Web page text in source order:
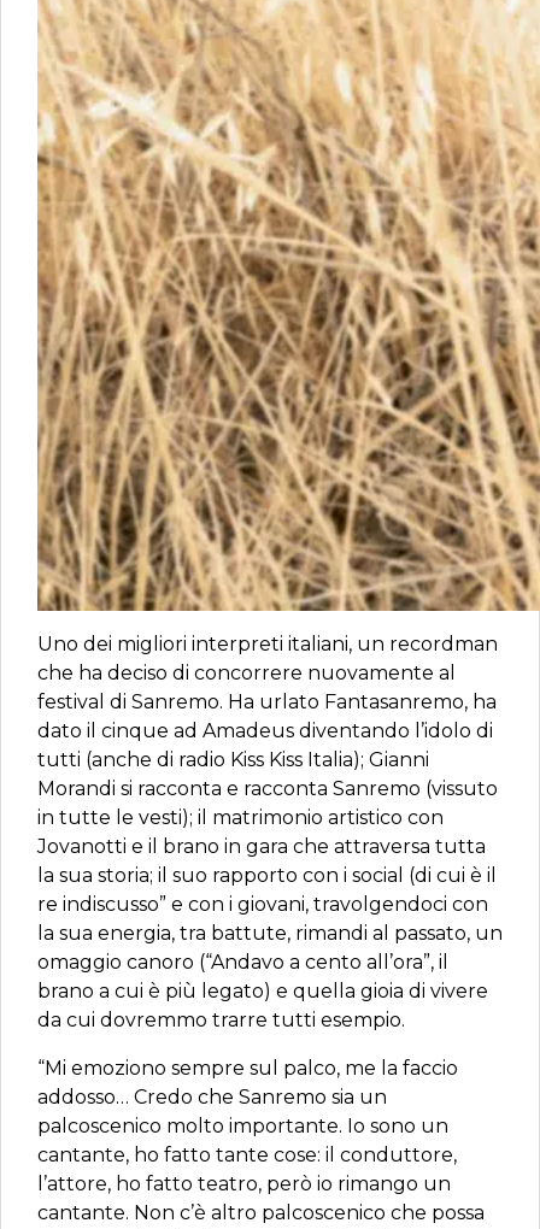
Uno dei migliori interpreti italiani, un recordman
che ha deciso di concorrere nuovamente al
festival di Sanremo. Ha urlato Fantasanremo, ha
dato il cinque ad Amadeus diventando l’idolo di
tutti (anche di radio Kiss Kiss Italia); Gianni
Morandi si racconta e racconta Sanremo (vissuto
in tutte le vesti); il matrimonio artistico con
Jovanotti e il brano in gara che attraversa tutta
la sua storia; il suo rapporto con i social (di cui è il
re indiscusso” e con i giovani, travolgendoci con
la sua energia, tra battute, rimandi al passato, un
omaggio canoro (“Andavo a cento all’ora”, il
brano a cui è più legato) e quella gioia di vivere
da cui dovremmo trarre tutti esempio.
“Mi emoziono sempre sul palco, me la faccio
addosso… Credo che Sanremo sia un
palcoscenico molto importante. Io sono un
cantante, ho fatto tante cose: il conduttore,
l’attore, ho fatto teatro, però io rimango un
cantante. Non c’è altro palcoscenico che possa